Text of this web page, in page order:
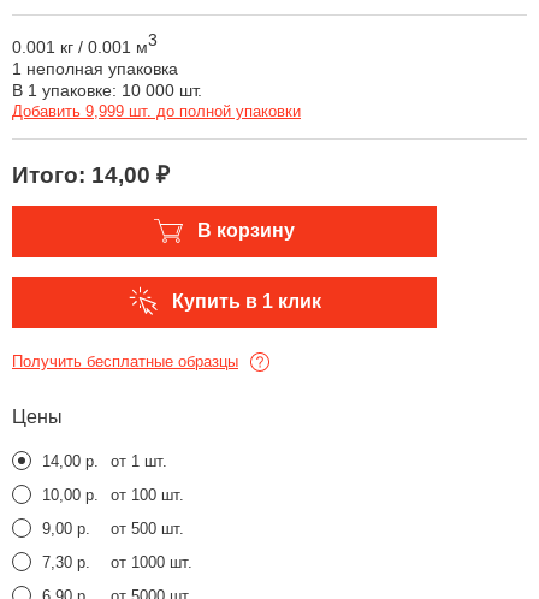
0.001 кг / 0.001 м3
1 неполная упаковка
В 1 упаковке: 10 000 шт.
Добавить 9,999 шт. до полной упаковки
Итого: 14,00 ₽
В корзину
Купить в 1 клик
Получить бесплатные образцы
Цены
14,00 р.
от 1 шт.
10,00 р.
от 100 шт.
9,00 р.
от 500 шт.
7,30 р.
от 1000 шт.